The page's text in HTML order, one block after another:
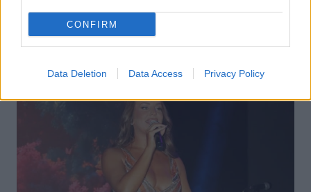
CONFIRM
Data Deletion Data Access Privacy Policy
NEWS
Γάμος για γνωστό παρουσιαστή του MEGA – «Μια
εβδομάδα αφού ολοκληρώσουμε τις υποχρεώσεις